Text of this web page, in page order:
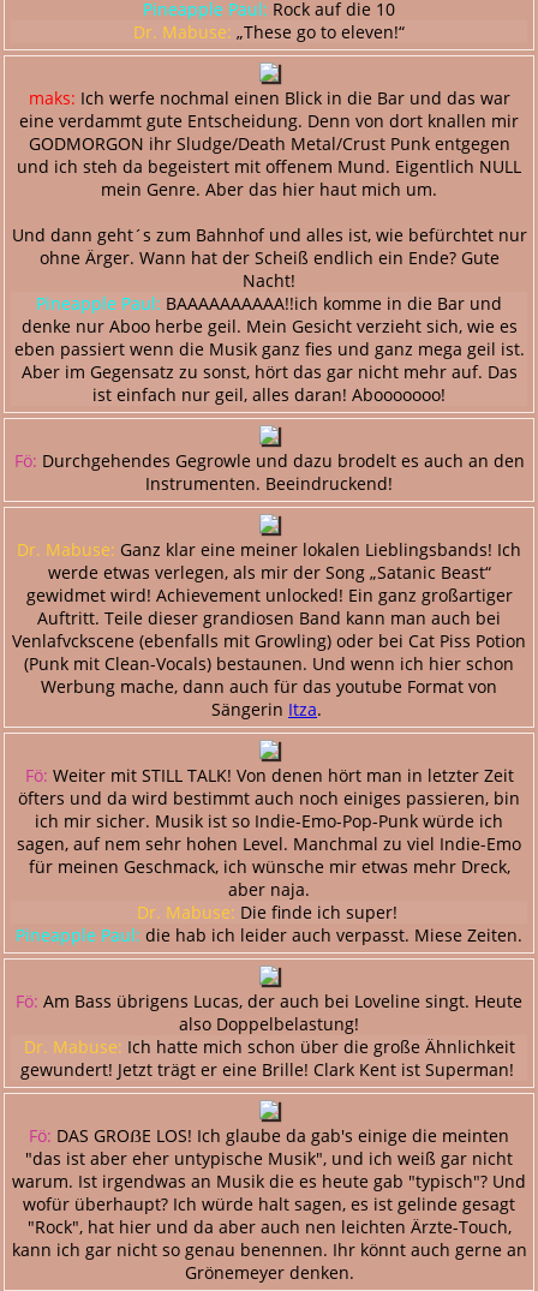
Pineapple Paul: Rock auf die 10
Dr. Mabuse: „These go to eleven!“
maks: Ich werfe nochmal einen Blick in die Bar und das war
eine verdammt gute Entscheidung. Denn von dort knallen mir
GODMORGON ihr Sludge/Death Metal/Crust Punk entgegen
und ich steh da begeistert mit offenem Mund. Eigentlich NULL
mein Genre. Aber das hier haut mich um.
Und dann geht´s zum Bahnhof und alles ist, wie befürchtet nur
ohne Ärger. Wann hat der Scheiß endlich ein Ende? Gute
Nacht!
Pineapple Paul: BAAAAAAAAAA!!ich komme in die Bar und
denke nur Aboo herbe geil. Mein Gesicht verzieht sich, wie es
eben passiert wenn die Musik ganz fies und ganz mega geil ist.
Aber im Gegensatz zu sonst, hört das gar nicht mehr auf. Das
ist einfach nur geil, alles daran! Abooooooo!
Fö: Durchgehendes Gegrowle und dazu brodelt es auch an den
Instrumenten. Beeindruckend!
Dr. Mabuse: Ganz klar eine meiner lokalen Lieblingsbands! Ich
werde etwas verlegen, als mir der Song „Satanic Beast“
gewidmet wird! Achievement unlocked! Ein ganz großartiger
Auftritt. Teile dieser grandiosen Band kann man auch bei
Venlafvckscene (ebenfalls mit Growling) oder bei Cat Piss Potion
(Punk mit Clean-Vocals) bestaunen. Und wenn ich hier schon
Werbung mache, dann auch für das youtube Format von
Sängerin Itza.
Fö: Weiter mit STILL TALK! Von denen hört man in letzter Zeit
öfters und da wird bestimmt auch noch einiges passieren, bin
ich mir sicher. Musik ist so Indie-Emo-Pop-Punk würde ich
sagen, auf nem sehr hohen Level. Manchmal zu viel Indie-Emo
für meinen Geschmack, ich wünsche mir etwas mehr Dreck,
aber naja.
Dr. Mabuse: Die finde ich super!
Pineapple Paul: die hab ich leider auch verpasst. Miese Zeiten.
Fö: Am Bass übrigens Lucas, der auch bei Loveline singt. Heute
also Doppelbelastung!
Dr. Mabuse: Ich hatte mich schon über die große Ähnlichkeit
gewundert! Jetzt trägt er eine Brille! Clark Kent ist Superman!
Fö: DAS GROẞE LOS! Ich glaube da gab's einige die meinten
"das ist aber eher untypische Musik", und ich weiß gar nicht
warum. Ist irgendwas an Musik die es heute gab "typisch"? Und
wofür überhaupt? Ich würde halt sagen, es ist gelinde gesagt
"Rock", hat hier und da aber auch nen leichten Ärzte-Touch,
kann ich gar nicht so genau benennen. Ihr könnt auch gerne an
Grönemeyer denken.